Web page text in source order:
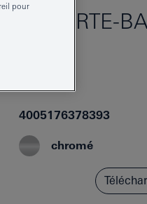
PORTE-
4005176378393
chromé
pour